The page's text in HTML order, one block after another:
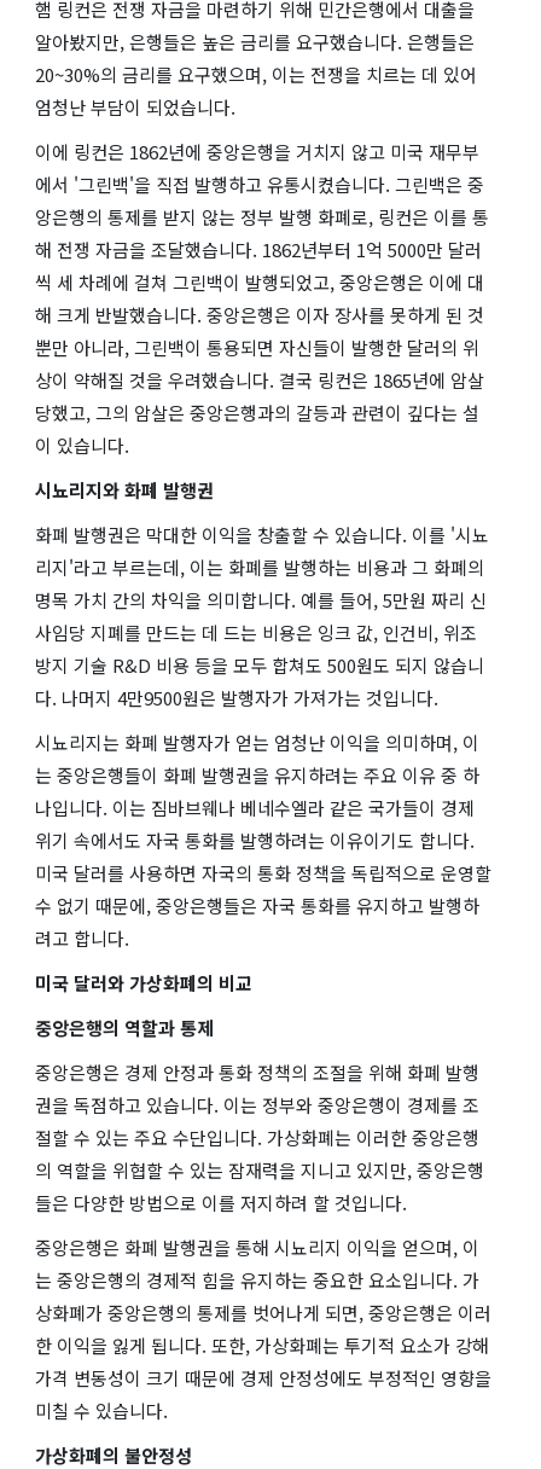
햄 링컨은 전쟁 자금을 마련하기 위해 민간은행에서 대출을
알아봤지만, 은행들은 높은 금리를 요구했습니다. 은행들은
20~30%의 금리를 요구했으며, 이는 전쟁을 치르는 데 있어
엄청난 부담이 되었습니다.
이에 링컨은 1862년에 중앙은행을 거치지 않고 미국 재무부
에서 '그린백'을 직접 발행하고 유통시켰습니다. 그린백은 중
앙은행의 통제를 받지 않는 정부 발행 화폐로, 링컨은 이를 통
해 전쟁 자금을 조달했습니다. 1862년부터 1억 5000만 달러
씩 세 차례에 걸쳐 그린백이 발행되었고, 중앙은행은 이에 대
해 크게 반발했습니다. 중앙은행은 이자 장사를 못하게 된 것
뿐만 아니라, 그린백이 통용되면 자신들이 발행한 달러의 위
상이 약해질 것을 우려했습니다. 결국 링컨은 1865년에 암살
당했고, 그의 암살은 중앙은행과의 갈등과 관련이 깊다는 설
이 있습니다.
시뇨리지와 화폐 발행권
화폐 발행권은 막대한 이익을 창출할 수 있습니다. 이를 '시뇨
리지'라고 부르는데, 이는 화폐를 발행하는 비용과 그 화폐의
명목 가치 간의 차익을 의미합니다. 예를 들어, 5만원 짜리 신
사임당 지폐를 만드는 데 드는 비용은 잉크 값, 인건비, 위조
방지 기술 R&D 비용 등을 모두 합쳐도 500원도 되지 않습니
다. 나머지 4만9500원은 발행자가 가져가는 것입니다.
시뇨리지는 화폐 발행자가 얻는 엄청난 이익을 의미하며, 이
는 중앙은행들이 화폐 발행권을 유지하려는 주요 이유 중 하
나입니다. 이는 짐바브웨나 베네수엘라 같은 국가들이 경제
위기 속에서도 자국 통화를 발행하려는 이유이기도 합니다.
미국 달러를 사용하면 자국의 통화 정책을 독립적으로 운영할
수 없기 때문에, 중앙은행들은 자국 통화를 유지하고 발행하
려고 합니다.
미국 달러와 가상화폐의 비교
중앙은행의 역할과 통제
중앙은행은 경제 안정과 통화 정책의 조절을 위해 화폐 발행
권을 독점하고 있습니다. 이는 정부와 중앙은행이 경제를 조
절할 수 있는 주요 수단입니다. 가상화폐는 이러한 중앙은행
의 역할을 위협할 수 있는 잠재력을 지니고 있지만, 중앙은행
들은 다양한 방법으로 이를 저지하려 할 것입니다.
중앙은행은 화폐 발행권을 통해 시뇨리지 이익을 얻으며, 이
는 중앙은행의 경제적 힘을 유지하는 중요한 요소입니다. 가
상화폐가 중앙은행의 통제를 벗어나게 되면, 중앙은행은 이러
한 이익을 잃게 됩니다. 또한, 가상화폐는 투기적 요소가 강해
가격 변동성이 크기 때문에 경제 안정성에도 부정적인 영향을
미칠 수 있습니다.
가상화폐의 불안정성